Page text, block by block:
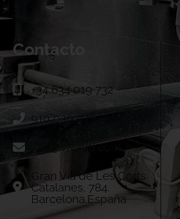
Contacto
+34 634 019 732
910 039 973
info@vivadtf.com
Gran Vía de Les Corts
Catalanes, 784.
Barcelona,España